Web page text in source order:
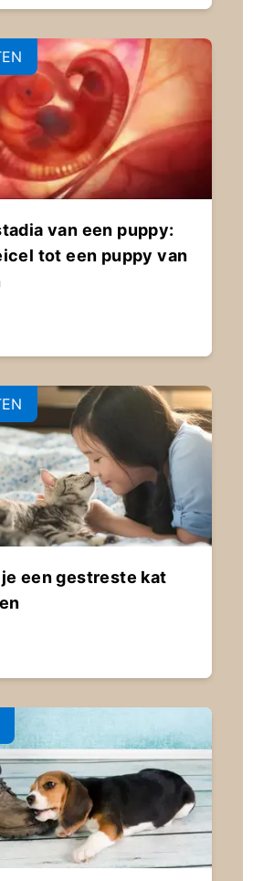
van een puppy:
tot een puppy van
een gestreste kat